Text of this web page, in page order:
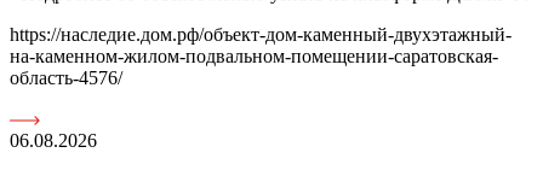
https://наследие.дом.рф/объект-дом-каменный-двухэтажный-
на-каменном-жилом-подвальном-помещении-саратовская-
область-4576/
06.08.2026